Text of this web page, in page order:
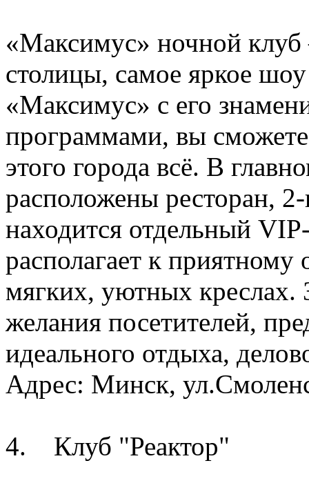
«Maксимус» ночной
столицы, самое яркое
«Максимус» с его
программами, вы сможете
этого города всё. В
расположены ресторан,
находится отдельный
располагает к
мягких, уютных креслах.
желания посетителей,
идеального отдыха,
Адрес: Минск,
4. Клуб "Реактор"